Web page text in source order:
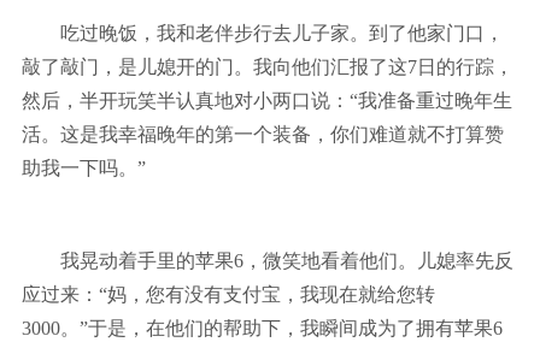
吃过晚饭，我和老伴步行去儿子家。到了他家门口，
敲了敲门，是儿媳开的门。我向他们汇报了这7日的行踪，
然后，半开玩笑半认真地对小两口说：“我准备重过晚年生
活。这是我幸福晚年的第一个装备，你们难道就不打算赞
助我一下吗。”
我晃动着手里的苹果6，微笑地看着他们。儿媳率先反
应过来：“妈，您有没有支付宝，我现在就给您转
3000。”于是，在他们的帮助下，我瞬间成为了拥有苹果6